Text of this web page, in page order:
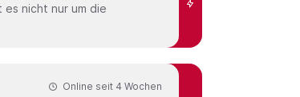
nicht nur um die
Online seit 4 Wochen